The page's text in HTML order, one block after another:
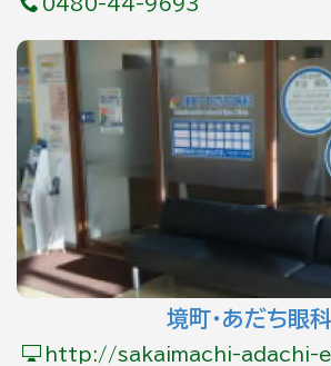
0480-44-9693
境町・あだち眼科
http://sakaimachi-adachi-